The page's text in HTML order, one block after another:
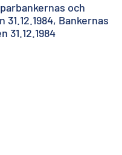
och
Bankernas
31.12.1984